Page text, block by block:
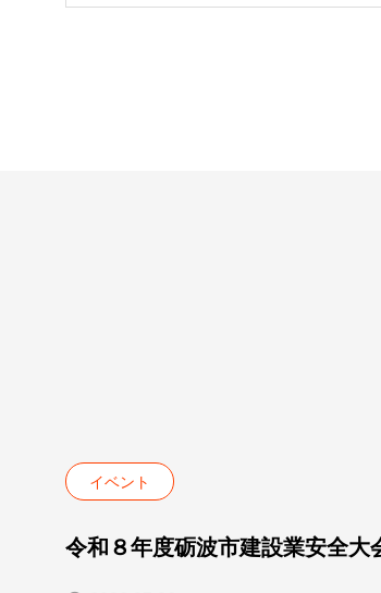
イベント
令和８年度砺波市建設業安全大